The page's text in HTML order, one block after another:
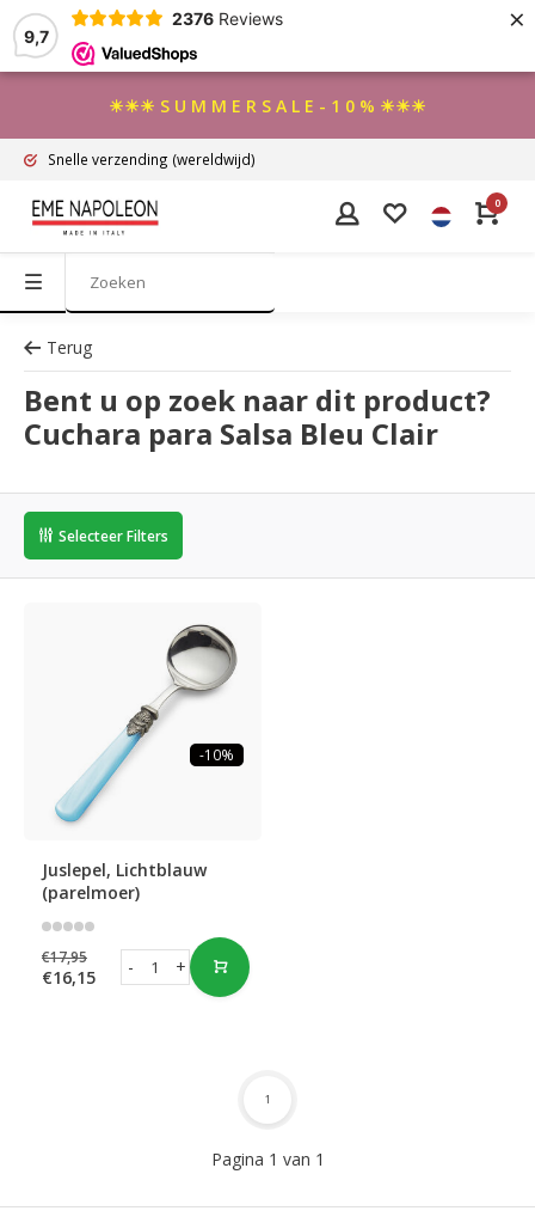
9,7
2376 Reviews ×
☀☀☀ S U M M E R S A L E - 1 0 % ☀☀☀
Snelle verzending (wereldwijd)
0
Terug
Bent u op zoek naar dit product?
Cuchara para Salsa Bleu Clair
Selecteer Filters
-10%
Juslepel, Lichtblauw
(parelmoer)
€17,95
€16,15 +
-
Pagina 1 van 1
1